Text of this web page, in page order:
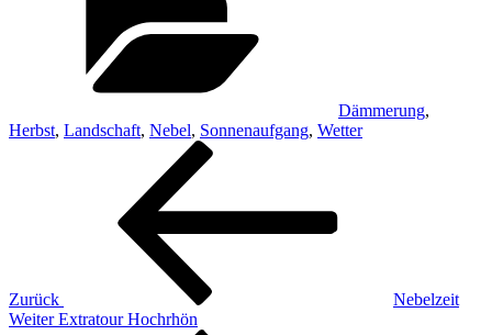
Dämmerung,
Herbst, Landschaft, Nebel, Sonnenaufgang, Wetter
Beitragsnavigation
Zurück
Nebelzeit
Nächster
Weiter Extratour Hochrhön